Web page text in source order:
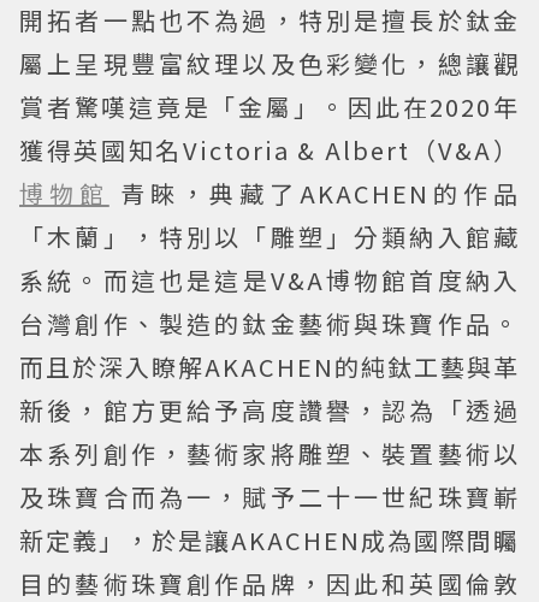
開拓者一點也不為過，特別是擅長於鈦金
屬上呈現豐富紋理以及色彩變化，總讓觀
賞者驚嘆這竟是「金屬」。因此在2020年
獲得英國知名Victoria & Albert（V&A）
博物館 青睞，典藏了AKACHEN的作品
「木蘭」，特別以「雕塑」分類納入館藏
系統。而這也是這是V&A博物館首度納入
台灣創作、製造的鈦金藝術與珠寶作品。
而且於深入瞭解AKACHEN的純鈦工藝與革
新後，館方更給予高度讚譽，認為「透過
本系列創作，藝術家將雕塑、裝置藝術以
及珠寶合而為一，賦予二十一世紀珠寶嶄
新定義」，於是讓AKACHEN成為國際間矚
目的藝術珠寶創作品牌，因此和英國倫敦